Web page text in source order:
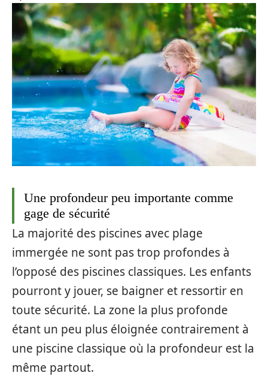
Une profondeur peu importante comme
gage de sécurité
La majorité des piscines avec plage
immergée ne sont pas trop profondes à
l’opposé des piscines classiques. Les enfants
pourront y jouer, se baigner et ressortir en
toute sécurité. La zone la plus profonde
étant un peu plus éloignée contrairement à
une piscine classique où la profondeur est la
même partout.